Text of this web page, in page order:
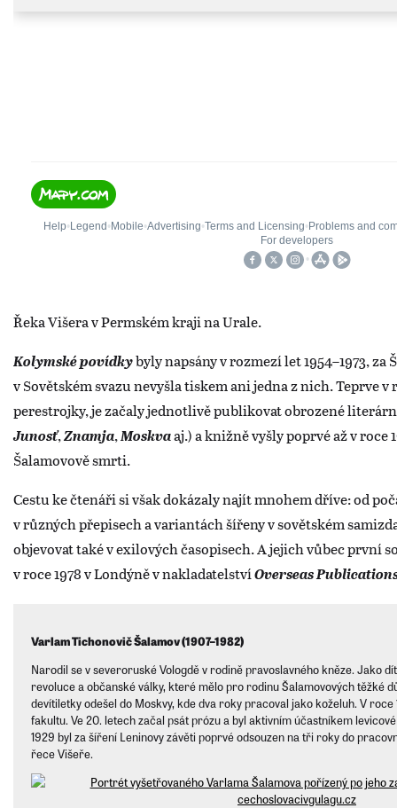
Řeka Višera v Permském kraji na Urale.
Kolymské povídkybyly napsány v rozmezí let 1954–1973, za
v Sovětském svazu nevyšla tiskem ani jedna z nich. Teprve v
perestrojky, je začaly jednotlivě publikovat obrozené
Junosť,Znamja,Moskvaaj.) a knižně vyšly poprvé až v roce
Šalamovově smrti.
Cestu ke čtenáři si však dokázaly najít mnohem dříve: od
v různých přepisech a variantách šířeny v sovětském
objevovat také v exilových časopisech. A jejich vůbec první
v roce 1978 v Londýně v nakladatelstvíOverseas
Varlam Tichonovič Šalamov (1907–1982)
Narodil se v severoruské Vologdě v rodině pravoslavného kněze. Jako
revoluce a občanské války, které mělo pro rodinu Šalamovových těžké
devítiletky odešel do Moskvy, kde dva roky pracoval jako koželuh. V
fakultu. Ve 20. letech začal psát prózu a byl aktivním účastníkem
1929 byl za šíření Leninovy závěti poprvé odsouzen na tři roky do
řece Višeře.